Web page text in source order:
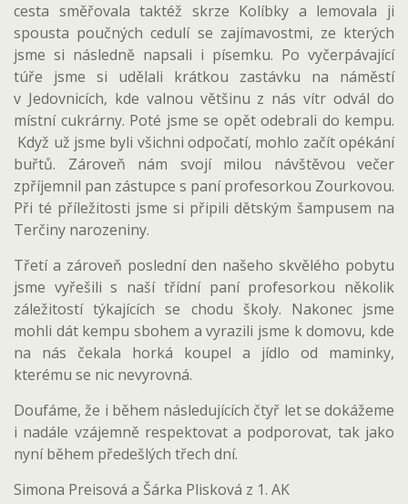
cesta směřovala taktéž skrze Kolíbky a lemovala ji
spousta poučných cedulí se zajímavostmi, ze kterých
jsme si následně napsali i písemku. Po vyčerpávající
túře jsme si udělali krátkou zastávku na náměstí
v Jedovnicích, kde valnou většinu z nás vítr odvál do
místní cukrárny. Poté jsme se opět odebrali do kempu.
Když už jsme byli všichni odpočatí, mohlo začít opékání
buřtů. Zároveň nám svojí milou návštěvou večer
zpříjemnil pan zástupce s paní profesorkou Zourkovou.
Při té příležitosti jsme si připili dětským šampusem na
Terčiny narozeniny.
Třetí a zároveň poslední den našeho skvělého pobytu
jsme vyřešili s naší třídní paní profesorkou několik
záležitostí týkajících se chodu školy. Nakonec jsme
mohli dát kempu sbohem a vyrazili jsme k domovu, kde
na nás čekala horká koupel a jídlo od maminky,
kterému se nic nevyrovná.
Doufáme, že i během následujících čtyř let se dokážeme
i nadále vzájemně respektovat a podporovat, tak jako
nyní během předešlých třech dní.
Simona Preisová a Šárka Plisková z 1. AK